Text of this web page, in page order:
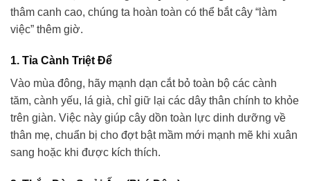
thâm canh cao, chúng ta hoàn toàn có thể bắt cây “làm
việc” thêm giờ.
1. Tỉa Cành Triệt Để
Vào mùa đông, hãy mạnh dạn cắt bỏ toàn bộ các cành
tăm, cành yếu, lá già, chỉ giữ lại các dây thân chính to khỏe
trên giàn. Việc này giúp cây dồn toàn lực dinh dưỡng về
thân mẹ, chuẩn bị cho đợt bật mầm mới mạnh mẽ khi xuân
sang hoặc khi được kích thích.